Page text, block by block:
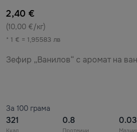
2,40 €
(10,00 €/кг)
* 1 € = 1,95583 лв
Зефир „Ванилов“ с аромат на
За 100 грама
321
Ккал
0.8
Протеини
0.03